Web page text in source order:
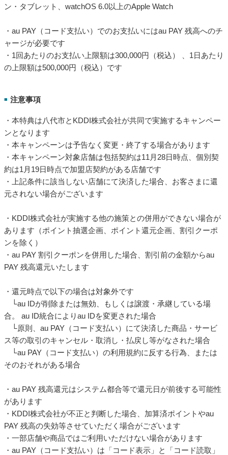
・本特典は八代市とKDDI株式会社が共同で実施するキャンペー
・本キャンペーンは予告なく変更・終了する場合があります
・本キャンペーン対象店舗は包括契約は11月28日時点、個別契
約は1月19日時点で加盟店契約がある店舗です
・上記条件に該当しない店舗にて決済した場合、お客さまに還
・KDDI株式会社が実施する他の施策との併用ができない場合が
ンを除く）
・au PAY 割引クーポンを併用した場合、割引前の金額からau
PAY 残高還元いたします
・還元時点で以下の場合は対象外です
└au IDが削除または無効、もしくは譲渡・承継している場
合。 au ID統合によりau IDを変更された場合
ス等の取引のキャンセル・取消し・払戻し等がなされた場合
└au PAY（コード支払い）の利用規約に反する行為、または
そのおそれがある場合
・au PAY 残高還元はシステム都合等で還元日が前後する可能性
・KDDI株式会社が不正と判断した場合、加算済ポイントやau
PAY 残高の失効等させていただく場合がございます
・一部店舗や商品ではご利用いただけない場合があります
・au PAY（コード支払い）は「コード表示」と「コード読取」
での支払いが対象です
※au PAY アプリのバージョンによっては、「コード支払い」と
「スキャン支払い」と表示されます
・au PAY 残高還元できない場合*がございますのでご注意くだ
さい
*家族間譲渡（家族間の名義変更）をした場合（auをご契約中の
お客さま）